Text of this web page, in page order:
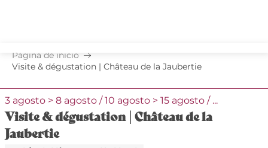
principal
Página de inicio
Visite & dégustation | Château de la Jaubertie
3 agosto > 8 agosto / 10 agosto > 15 agosto / ...
Visite & dégustation | Château de la
Jaubertie